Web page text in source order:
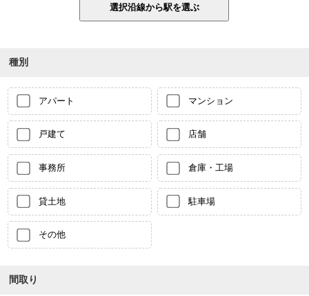
種別
アパート マンション
戸建て 店舗
事務所 倉庫・工場
貸土地 駐車場
その他
間取り